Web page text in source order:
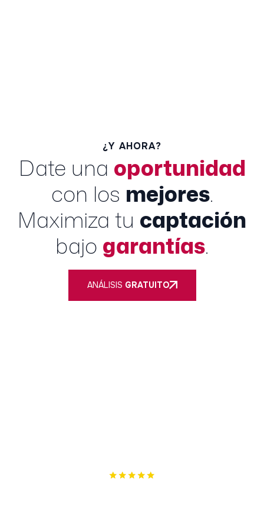
¿Y AHORA?
Date una oportunidad
con los mejores.
Maximiza tu captación
bajo garantías.
ANÁLISIS GRATUITO